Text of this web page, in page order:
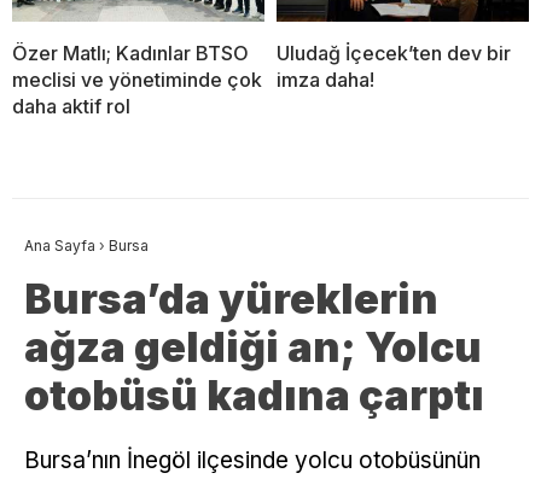
Özer Matlı; Kadınlar BTSO
meclisi ve yönetiminde çok
daha aktif rol
Uludağ İçecek’ten dev bir
imza daha!
Ana Sayfa › Bursa
Bursa’da yüreklerin
ağza geldiği an; Yolcu
otobüsü kadına çarptı
Bursa’nın İnegöl ilçesinde yolcu otobüsünün